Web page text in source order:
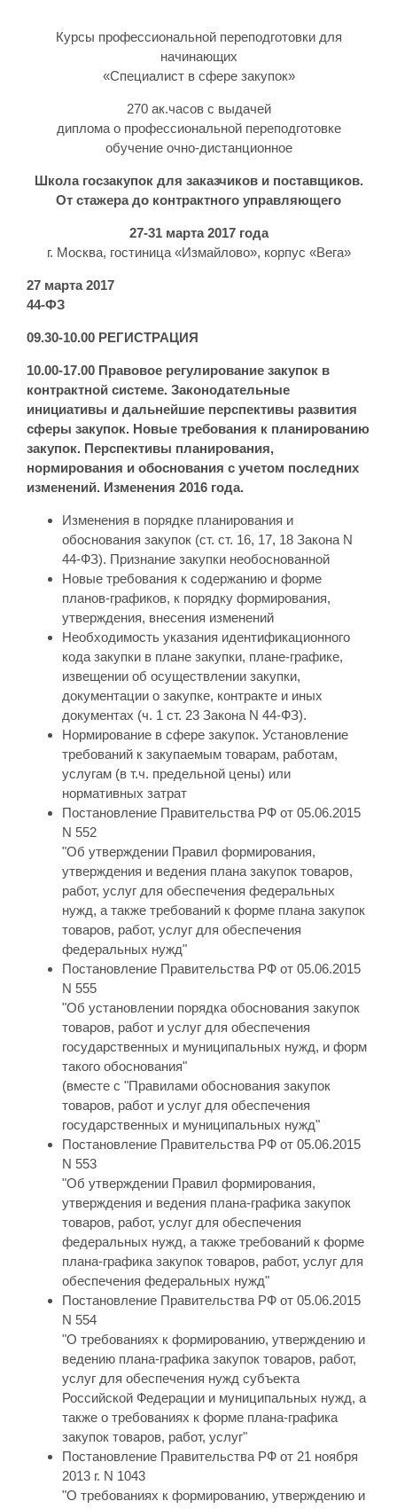
Курсы профессиональной переподготовки для
начинающих
«Специалист в сфере закупок»
270 ак.часов с выдачей
диплома о профессиональной переподготовке
обучение очно-дистанционное
Школа госзакупок для заказчиков и поставщиков.
От стажера до контрактного управляющего
27-31 марта 2017 года
г. Москва, гостиница «Измайлово», корпус «Вега»
27 марта 2017
44-ФЗ
09.30-10.00 РЕГИСТРАЦИЯ
10.00-17.00 Правовое регулирование закупок в
контрактной системе. Законодательные
инициативы и дальнейшие перспективы развития
сферы закупок. Новые требования к планированию
закупок. Перспективы планирования,
нормирования и обоснования с учетом последних
изменений. Изменения 2016 года.
Изменения в порядке планирования и
обоснования закупок (ст. ст. 16, 17, 18 Закона N
44-ФЗ). Признание закупки необоснованной
Новые требования к содержанию и форме
планов-графиков, к порядку формирования,
утверждения, внесения изменений
Необходимость указания идентификационного
кода закупки в плане закупки, плане-графике,
извещении об осуществлении закупки,
документации о закупке, контракте и иных
документах (ч. 1 ст. 23 Закона N 44-ФЗ).
Нормирование в сфере закупок. Установление
требований к закупаемым товарам, работам,
услугам (в т.ч. предельной цены) или
нормативных затрат
Постановление Правительства РФ от 05.06.2015
N 552
"Об утверждении Правил формирования,
утверждения и ведения плана закупок товаров,
работ, услуг для обеспечения федеральных
нужд, а также требований к форме плана закупок
товаров, работ, услуг для обеспечения
федеральных нужд"
Постановление Правительства РФ от 05.06.2015
N 555
"Об установлении порядка обоснования закупок
товаров, работ и услуг для обеспечения
государственных и муниципальных нужд, и форм
такого обоснования"
(вместе с "Правилами обоснования закупок
товаров, работ и услуг для обеспечения
государственных и муниципальных нужд"
Постановление Правительства РФ от 05.06.2015
N 553
"Об утверждении Правил формирования,
утверждения и ведения плана-графика закупок
товаров, работ, услуг для обеспечения
федеральных нужд, а также требований к форме
плана-графика закупок товаров, работ, услуг для
обеспечения федеральных нужд"
Постановление Правительства РФ от 05.06.2015
N 554
"О требованиях к формированию, утверждению и
ведению плана-графика закупок товаров, работ,
услуг для обеспечения нужд субъекта
Российской Федерации и муниципальных нужд, а
также о требованиях к форме плана-графика
закупок товаров, работ, услуг"
Постановление Правительства РФ от 21 ноября
2013 г. N 1043
"О требованиях к формированию, утверждению и